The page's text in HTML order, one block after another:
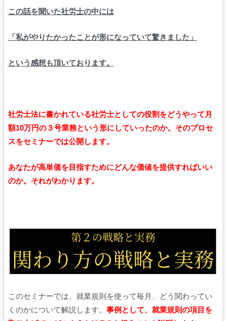
この話を聞いた社労士の中には
「私がやりたかったことが形になっていて驚きました」
という感想も頂いております。
社労士法に書かれている社労士としての役割をどうやって月
額10万円の３号業務という形にしていったのか。そのプロセ
スをセミナーでは公開します。
あなたが高単価を目指すためにどんな価値を提供すればいい
のか。それがわかります。
このセミナーでは、就業規則を使って毎月、どう関わってい
くのかについて解説します。 事例として、就業規則の項目を